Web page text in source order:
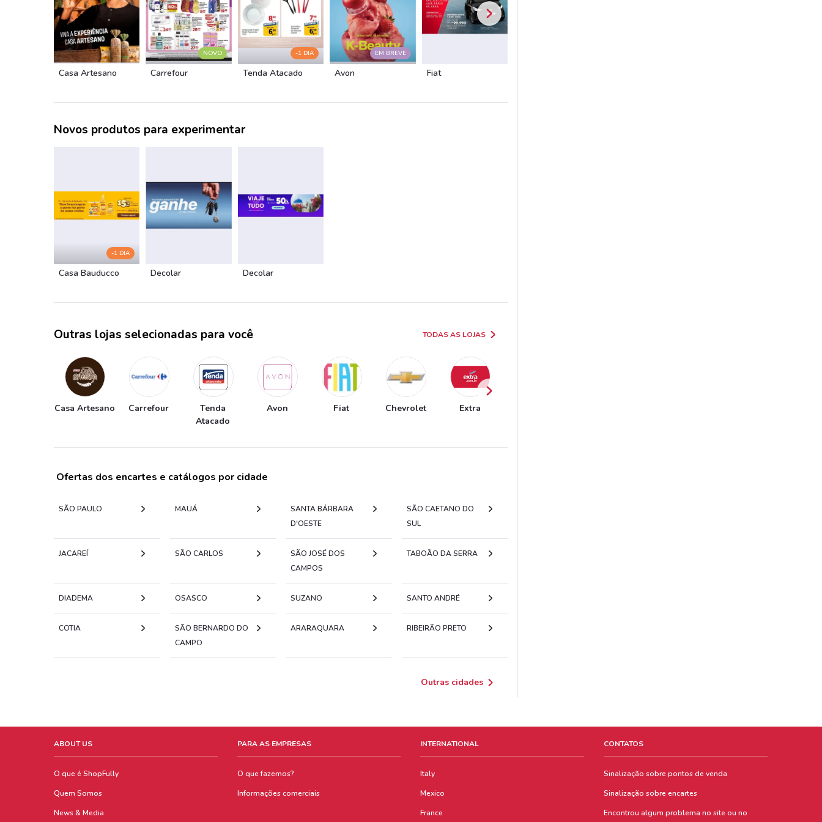
Casa Artesano
NOVO
Carrefour
-1 DIA
Tenda Atacado
EM BREVE
Avon Fiat
Novos produtos para experimentar
-1 DIA
Casa Bauducco Decolar Decolar
Outras lojas selecionadas para você TODAS AS LOJAS
Casa Artesano Carrefour
Tenda
Atacado
Avon Fiat Chevrolet Extra
Ofertas dos encartes e catálogos por cidade
SÃO PAULO MAUÁ
SANTA BÁRBARA
D'OESTE
SÃO CAETANO DO
SUL
JACAREÍ SÃO CARLOS
SÃO JOSÉ DOS
CAMPOS
TABOÃO DA SERRA
DIADEMA OSASCO SUZANO SANTO ANDRÉ
COTIA
SÃO BERNARDO DO
CAMPO
ARARAQUARA RIBEIRÃO PRETO
Outras cidades
ABOUT US
O que é ShopFully
Quem Somos
News & Media
PARA AS EMPRESAS
O que fazemos?
Informações comerciais
INTERNATIONAL
Italy
Mexico
France
CONTATOS
Sinalização sobre pontos de venda
Sinalização sobre encartes
Encontrou algum problema no site ou no